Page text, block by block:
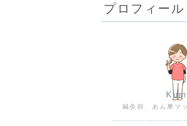
プロフィール
鍼灸師、あん摩マ